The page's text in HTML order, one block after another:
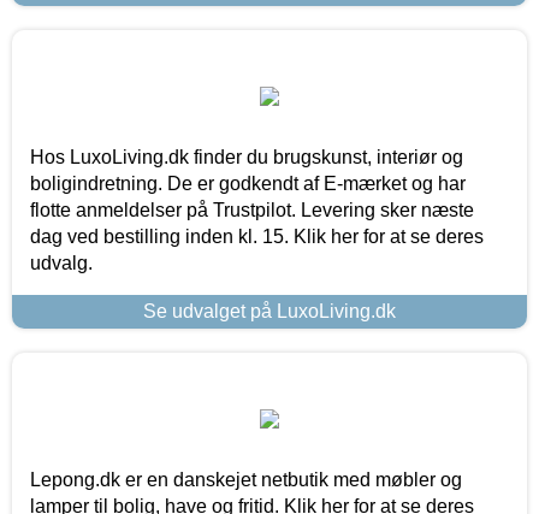
Hos LuxoLiving.dk finder du brugskunst, interiør og
boligindretning. De er godkendt af E-mærket og har
flotte anmeldelser på Trustpilot. Levering sker næste
dag ved bestilling inden kl. 15. Klik her for at se deres
udvalg.
Se udvalget på LuxoLiving.dk
Lepong.dk er en danskejet netbutik med møbler og
lamper til bolig, have og fritid. Klik her for at se deres